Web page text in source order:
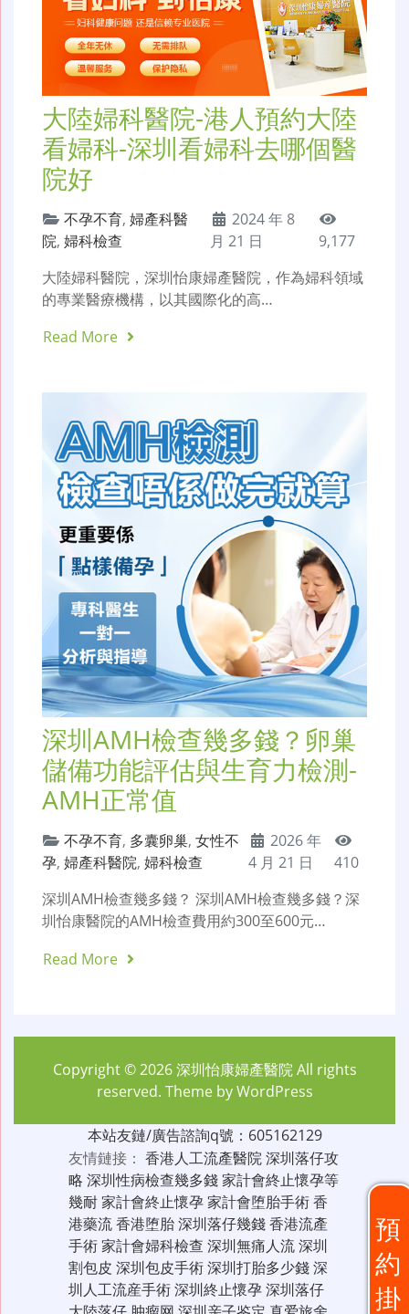
大陸婦科醫院-港人預約大陸
看婦科-深圳看婦科去哪個醫
院好
不孕不育, 婦產科醫
院, 婦科檢查
2024 年 8
月 21 日
9,177
大陸婦科醫院，深圳怡康婦產醫院，作為婦科領域
的專業醫療機構，以其國際化的高…
Read More
深圳AMH檢查幾多錢？卵巢
儲備功能評估與生育力檢測-
AMH正常值
不孕不育, 多囊卵巢, 女性不
孕, 婦產科醫院, 婦科檢查
2026 年
4 月 21 日
410
深圳AMH檢查幾多錢？ 深圳AMH檢查幾多錢？深
圳怡康醫院的AMH檢查費用約300至600元…
Read More
預
約
掛
Copyright © 2026深圳怡康婦產醫院All rights
reserved. Theme byWordPress
本站友鏈/廣告諮詢q號：605162129
友情鏈接： 香港人工流產醫院深圳落仔攻
略 深圳性病檢查幾多錢家計會終止懷孕等
幾耐家計會終止懷孕家計會堕胎手術香
港藥流香港堕胎深圳落仔幾錢香港流產
手術家計會婦科檢查 深圳無痛人流深圳
割包皮 深圳包皮手術深圳打胎多少錢深
圳人工流産手術深圳終止懷孕深圳落仔